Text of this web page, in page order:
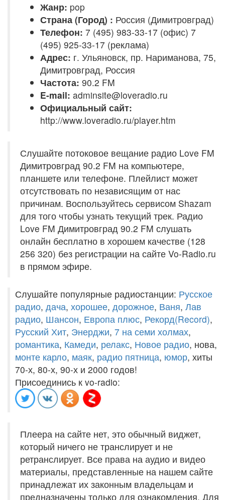
Жанр: pop
Страна (Город) : Россия (Димитровград)
Телефон: 7 (495) 983-33-17 (офис) 7
(495) 925-33-17 (реклама)
Адрес: г. Ульяновск, пр. Нариманова, 75,
Димитровград, Россия
Частота: 90.2 FM
E-mail: adminsite@loveradio.ru
Официальный сайт:
http://www.loveradio.ru/player.htm
Слушайте потоковое вещание радио Love FM
Димитровград 90.2 FM на компьютере,
планшете или телефоне. Плейлист может
отсутствовать по независящим от нас
причинам. Воспользуйтесь сервисом Shazam
для того чтобы узнать текущий трек. Радио
Love FM Димитровград 90.2 FM слушать
онлайн бесплатно в хорошем качестве (128
256 320) без регистрации на сайте Vo-Radio.ru
в прямом эфире.
Слушайте популярные радиостанции: Русское
радио, дача, хорошее, дорожное, Ваня, Лав
радио, Шансон, Европа плюс, Рекорд(Record),
Русский Хит, Энерджи, 7 на семи холмах,
романтика, Камеди, релакс, Новое радио, нова,
монте карло, маяк, радио пятница, юмор, хиты
70-х, 80-х, 90-х и 2000 годов!
Присоединись к vo-radio:
Плеера на сайте нет, это обычный виджет,
который ничего не транслирует и не
ретранслирует. Все права на аудио и видео
материалы, представленные на нашем сайте
принадлежат их законным владельцам и
предназначены только для ознакомления. Для